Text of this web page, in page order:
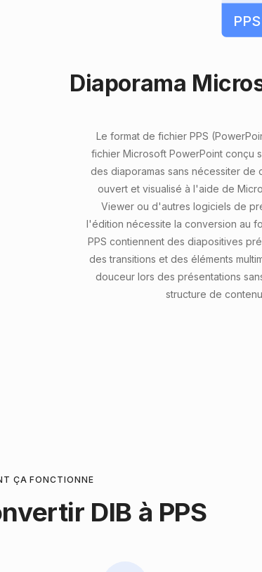
PPS
Diaporama
Le format de fichier PPS
fichier Microsoft PowerPoint conçu
des diaporamas sans nécessiter de
ouvert et visualisé à l'aide de
Viewer ou d'autres logiciels de
l'édition nécessite la conversion au
PPS contiennent des diapositives
des transitions et des éléments
douceur lors des présentations
structure de
ÇA FONCTIONNE
DIB à PPS